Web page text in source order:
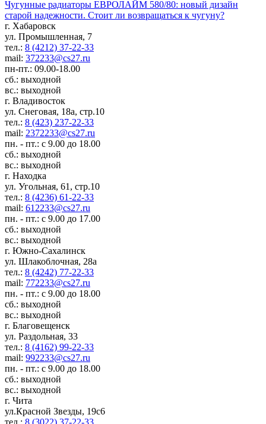
Чугунные радиаторы ЕВРОЛАЙМ 580/80: новый дизайн
старой надежности. Стоит ли возвращаться к чугуну?
г. Хабаровск
ул. Промышленная, 7
тел.: 8 (4212) 37-22-33
mail: 372233@cs27.ru
пн-пт.: 09.00-18.00
сб.: выходной
вс.: выходной
г. Владивосток
ул. Снеговая, 18а, стр.10
тел.: 8 (423) 237-22-33
mail: 2372233@cs27.ru
пн. - пт.: с 9.00 до 18.00
сб.: выходной
вс.: выходной
г. Находка
ул. Угольная, 61, стр.10
тел.: 8 (4236) 61-22-33
mail: 612233@cs27.ru
пн. - пт.: с 9.00 до 17.00
сб.: выходной
вс.: выходной
г. Южно-Сахалинск
ул. Шлакоблочная, 28а
тел.: 8 (4242) 77-22-33
mail: 772233@cs27.ru
пн. - пт.: с 9.00 до 18.00
сб.: выходной
вс.: выходной
г. Благовещенск
ул. Раздольная, 33
тел.: 8 (4162) 99-22-33
mail: 992233@cs27.ru
пн. - пт.: с 9.00 до 18.00
сб.: выходной
вс.: выходной
г. Чита
ул.Красной Звезды, 19с6
тел.: 8 (3022) 37-22-33